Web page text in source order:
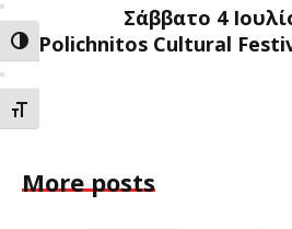
ΕΝΑΛΛΑΓΗ ΥΨΗΛΗΣ ΑΝΤΙΘΕΣΗΣ
ΕΝΑΛΛΑΓΗ ΜΕΓΕΘΟΥΣ
Σάββατο 4
Polichnitos Cultural
More posts